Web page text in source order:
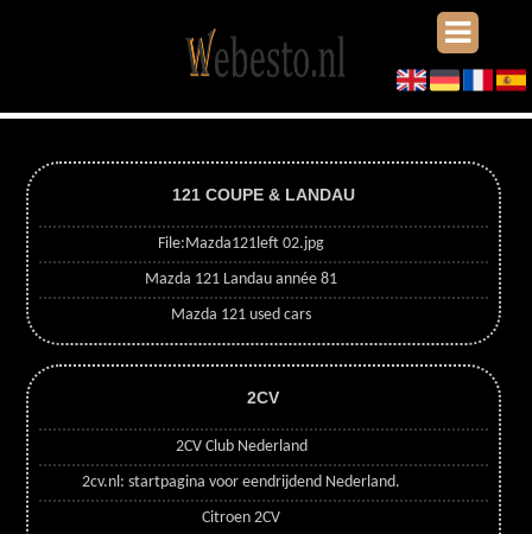
121 COUPE & LANDAU
File:Mazda121left 02.jpg
Mazda 121 Landau année 81
Mazda 121 used cars
2CV
2CV Club Nederland
2cv.nl: startpagina voor eendrijdend Nederland.
Citroen 2CV